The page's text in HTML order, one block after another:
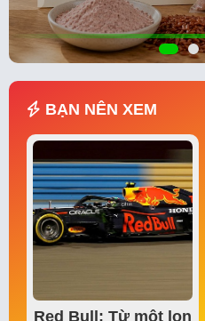
BẠN NÊN XEM
Red Bull: Từ một lon